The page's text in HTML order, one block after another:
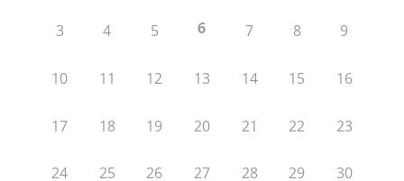
3 4 5 6 7 8 9
10 11 12 13 14 15 16
17 18 19 20 21 22 23
24 25 26 27 28 29 30